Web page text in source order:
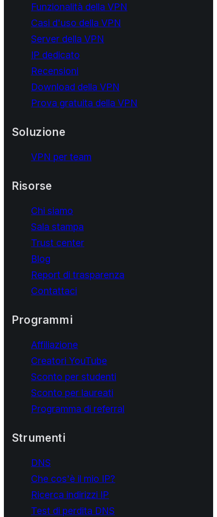
Funzionalità della VPN
Casi d'uso della VPN
Server della VPN
IP dedicato
Recensioni
Download della VPN
Prova gratuita della VPN
Soluzione
VPN per team
Risorse
Chi siamo
Sala stampa
Trust center
Blog
Report di trasparenza
Contattaci
Programmi
Affiliazione
Creatori YouTube
Sconto per studenti
Sconto per laureati
Programma di referral
Strumenti
DNS
Che cos'è il mio IP?
Ricerca indirizzi IP
Test di perdita DNS